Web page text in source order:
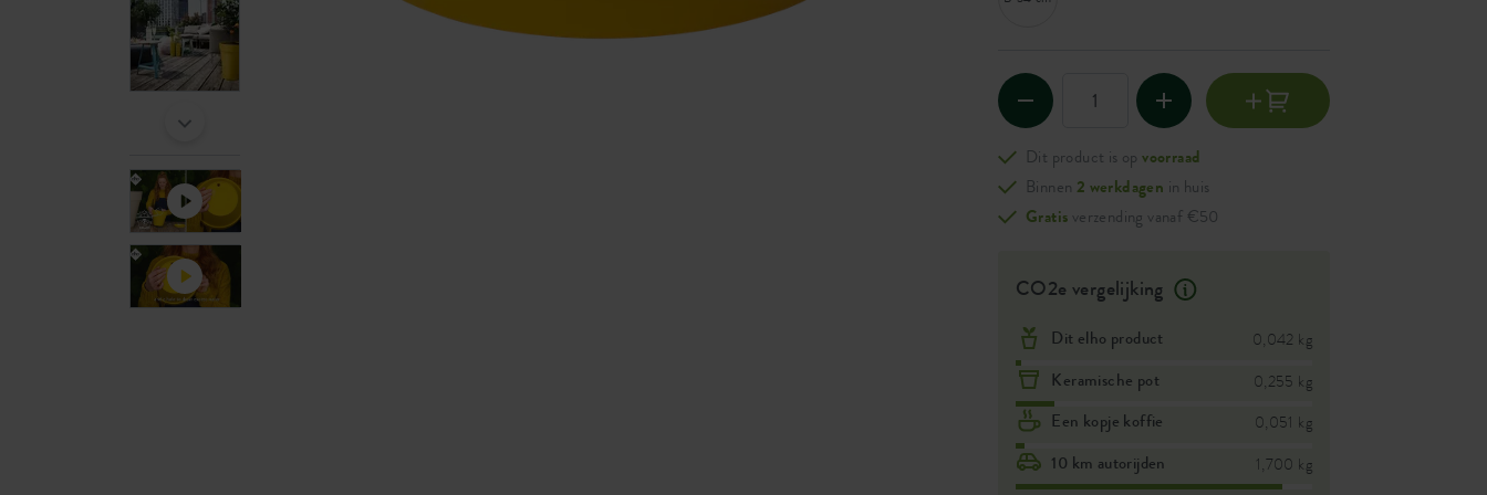
Dit product is opvoorraad
Binnen 2 werkdagen in huis
Gratis verzending vanaf €50
CO2e vergelijking
Dit elho product 0,042 kg
Keramische pot 0,255 kg
Een kopje koffie 0,051 kg
10 km autorijden 1,700 kg